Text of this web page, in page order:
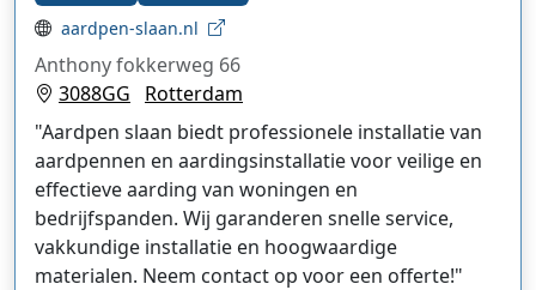
aardpen-slaan.nl
Anthony fokkerweg 66
3088GG
Rotterdam
"Aardpen slaan biedt professionele installatie van
aardpennen en aardingsinstallatie voor veilige en
effectieve aarding van woningen en
bedrijfspanden. Wij garanderen snelle service,
vakkundige installatie en hoogwaardige
materialen. Neem contact op voor een offerte!"